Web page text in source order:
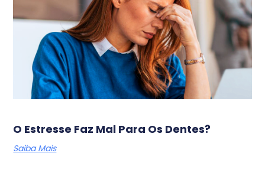
O Estresse Faz Mal Para Os Dentes?
Saiba Mais